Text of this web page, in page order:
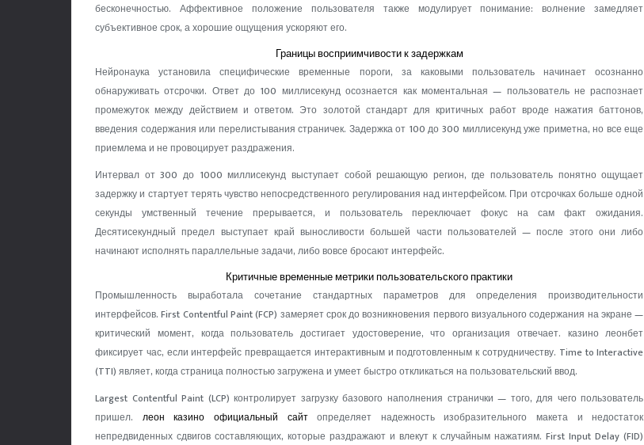
бесконечностью. Аффективное положение пользователя также модулирует понимание: волнение замедляет
субъективное срок, а хорошие ощущения ускоряют его.
Границы восприимчивости к задержкам
Нейронаука установила специфические временные пороги, за каковыми пользователь начинает осознанно
обнаруживать отсрочки. Ответ до 100 миллисекунд осознается как моментальная — пользователь не распознает
промежуток между действием и ответом. Это золотой стандарт для критичных работ вроде нажатия баттонов,
введения содержания или перелистывания страничек. Задержка от 100 до 300 миллисекунд уже приметна, но все еще
приемлема и не провоцирует раздражения.
Интервал от 300 до 1000 миллисекунд выступает собой решающую регион, где пользователь понятно ощущает
задержку и стартует терять чувство непосредственного регулирования над интерфейсом. При отсрочках больше одной
секунды умственный течение прерывается, и пользователь переключает фокус на сам факт ожидания.
Десятисекундный предел выступает край выносливости большей части пользователей — после этого они либо
начинают исполнять параллельные задачи, либо вовсе бросают интерфейс.
Критичные временные метрики пользовательского практики
Промышленность выработала сочетание стандартных параметров для определения производительности
интерфейсов. First Contentful Paint (FCP) замеряет срок до возникновения первого визуального содержания на экране —
критический момент, когда пользователь достигает удостоверение, что организация отвечает. казино леонбет
фиксирует час, если интерфейс превращается интерактивным и подготовленным к сотрудничеству. Time to Interactive
(TTI) являет, когда страница полностью загружена и умеет быстро откликаться на пользовательский ввод.
Largest Contentful Paint (LCP) контролирует загрузку базового наполнения странички — того, для чего пользователь
пришел. леон казино официальный сайтопределяет надежность изобразительного макета и недостаток
непредвиденных сдвигов составляющих, которые раздражают и влекут к случайным нажатиям. First Input Delay (FID)